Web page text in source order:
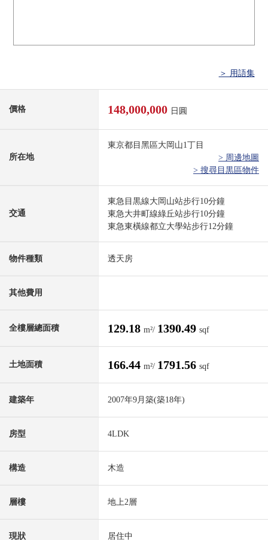
＞ 用語集
價格 148,000,000 日圓
所在地
東京都目黑區大岡山1丁目
> 周邊地圖
> 搜尋目黒區物件
交通
東急目黒線大岡山站步行10分鐘
東急大井町線綠丘站步行10分鐘
東急東橫線都立大學站步行12分鐘
物件種類 透天房
其他費用
全樓層總面積 129.18 m²/ 1390.49 sqf
土地面積 166.44 m²/ 1791.56 sqf
建築年 2007年9月築(築18年)
房型 4LDK
構造 木造
層樓 地上2層
現狀 居住中